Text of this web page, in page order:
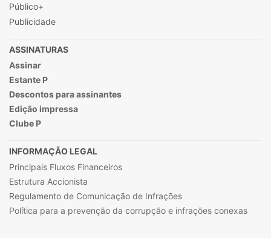
Público+
Publicidade
ASSINATURAS
Assinar
Estante P
Descontos para assinantes
Edição impressa
Clube P
INFORMAÇÃO LEGAL
Principais Fluxos Financeiros
Estrutura Accionista
Regulamento de Comunicação de Infrações
Política para a prevenção da corrupção e infrações conexas